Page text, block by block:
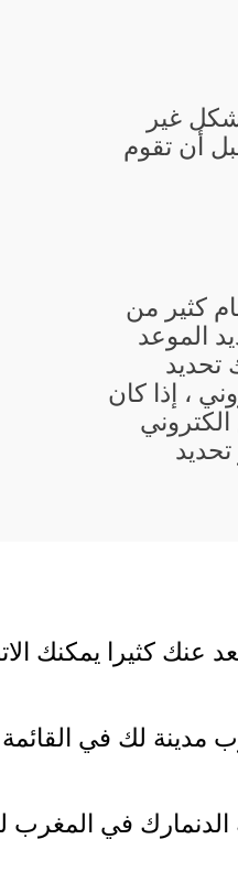
غير
أن تقوم
كثير من
الموعد
تحديد
، إذا كان
عنك كثيرا يمكنك
لك في القائمة
الدنمارك في